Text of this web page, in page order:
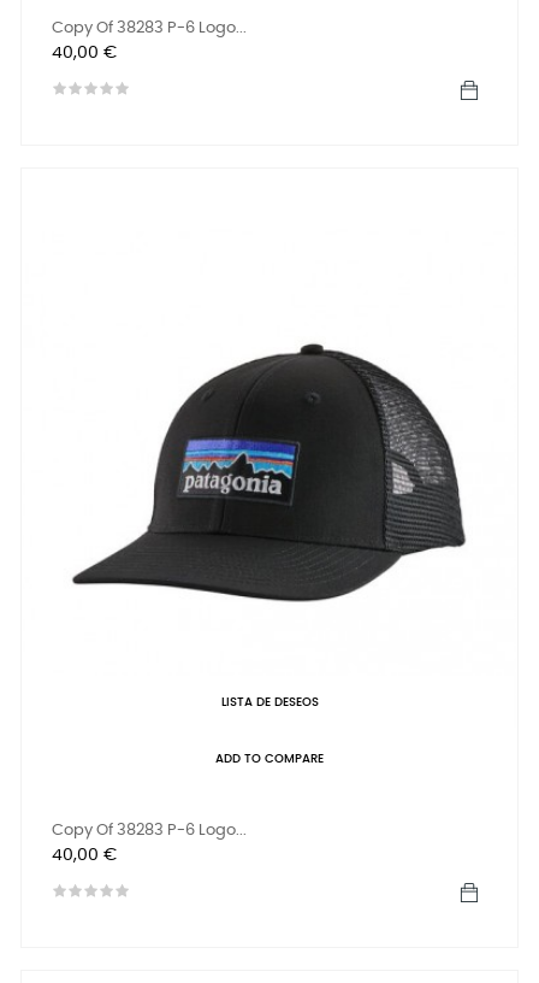
Copy Of 38283 P-6 Logo...
Precio
40,00 €
LISTA DE DESEOS
ADD TO COMPARE
Copy Of 38283 P-6 Logo...
Precio
40,00 €